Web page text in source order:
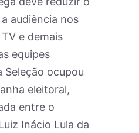
audiência nos
e demais
equipes
ocupou
eleitoral,
entre o
Inácio Lula da